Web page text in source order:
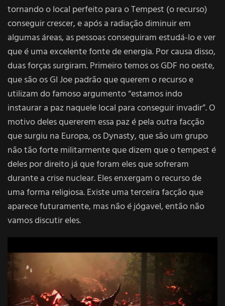
tornando o local perfeito para o Tempest (o recurso)
conseguir crescer, e após a radiação diminuir em
algumas áreas, as pessoas conseguiram estudá-lo e ver
que é uma excelente fonte de energia. Por causa disso,
duas forças surgiram. Primeiro temos os GDF no oeste,
que são os GI Joe padrão que querem o recurso e
utilizam do famoso argumento “estamos indo
instaurar a paz naquele local para conseguir invadir”. O
motivo deles quererem essa paz é pela outra facção
que surgiu na Europa, os Dynasty, que são um grupo
não tão forte militarmente que dizem que o tempest é
deles por direito já que foram eles que sofreram
durante a crise nuclear. Eles enxergam o recurso de
uma forma religiosa. Existe uma terceira facção que
aparece futuramente, mas não é jógavel, então não
vamos discutir eles.